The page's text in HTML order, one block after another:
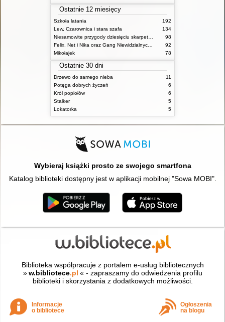
Ostatnie 12 miesięcy
Szkoła latania
192
Lew, Czarownica i stara szafa
134
98
92
Mikołajek
78
Ostatnie 30 dni
Drzewo do samego nieba
11
Potęga dobrych życzeń
6
Król popiołów
6
Stalker
5
Lokatorka
5
Wybieraj książki prosto ze swojego smartfona
Katalog biblioteki dostępny jest w aplikacji mobilnej "Sowa MOBI".
Biblioteka współpracuje z portalem e-usług bibliotecznych
» w.bibliotece.pl « - zapraszamy do odwiedzenia profilu
biblioteki i skorzystania z dodatkowych możliwości.
Informacje
o bibliotece
Ogłoszenia
na blogu